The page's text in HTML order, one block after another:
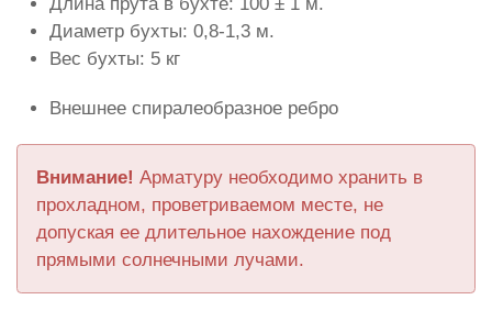
Диаметр бухты: 0,8-1,3 м.
Вес бухты: 5 кг
Внешнее спиралеобразное ребро
Внимание! Арматуру необходимо хранить в
прохладном, проветриваемом месте, не
допуская ее длительное нахождение под
прямыми солнечными лучами.